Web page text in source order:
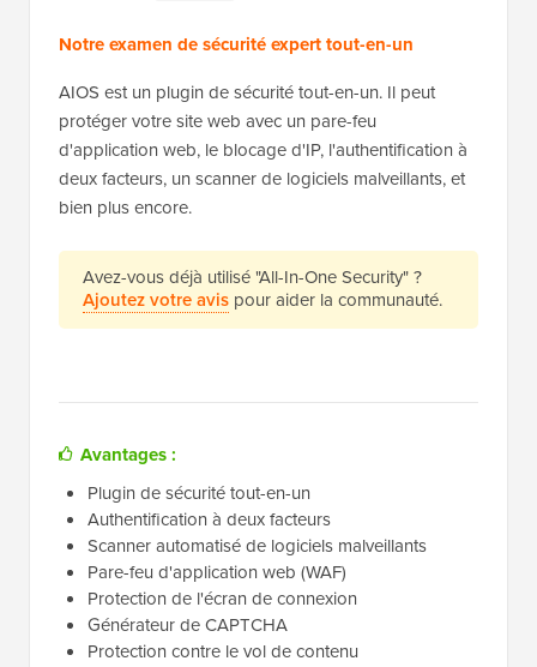
Notre examen de sécurité expert tout-en-un
AIOS est un plugin de sécurité tout-en-un. Il peut
protéger votre site web avec un pare-feu
d'application web, le blocage d'IP, l'authentification à
deux facteurs, un scanner de logiciels malveillants, et
bien plus encore.
Avez-vous déjà utilisé "All-In-One Security" ?
Ajoutez votre avis pour aider la communauté.
Avantages :
Plugin de sécurité tout-en-un
Authentification à deux facteurs
Scanner automatisé de logiciels malveillants
Pare-feu d'application web (WAF)
Protection de l'écran de connexion
Générateur de CAPTCHA
Protection contre le vol de contenu